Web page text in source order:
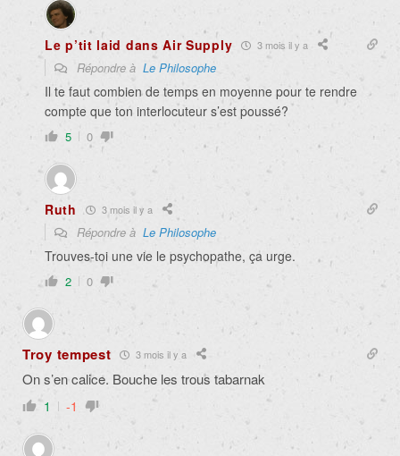
Le p’tit laid dans Air Supply 3 mois il y a
Répondre à Le Philosophe
Il te faut combien de temps en moyenne pour te rendre
compte que ton interlocuteur s’est poussé?
5 0
Ruth 3 mois il y a
Répondre à Le Philosophe
Trouves-toi une vie le psychopathe, ça urge.
2 0
Troy tempest 3 mois il y a
On s’en calice. Bouche les trous tabarnak
1 -1